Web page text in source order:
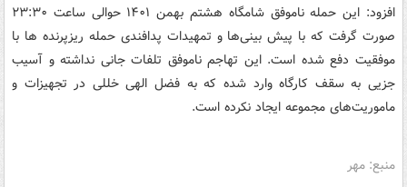
افزود: این حمله ناموفق شامگاه هشتم بهمن ۱۴۰۱ حوالی ساعت ۲۳:۳۰
صورت گرفت که با پیش بینی‌ها و تمهیدات پدافندی حمله ریزپرنده ها با
موفقیت دفع شده است. این تهاجم ناموفق تلفات جانی نداشته و آسیب
جزیی به سقف کارگاه وارد شده که به فضل الهی خللی در تجهیزات و
ماموریت‌های مجموعه ایجاد نکرده است.
منبع: مهر